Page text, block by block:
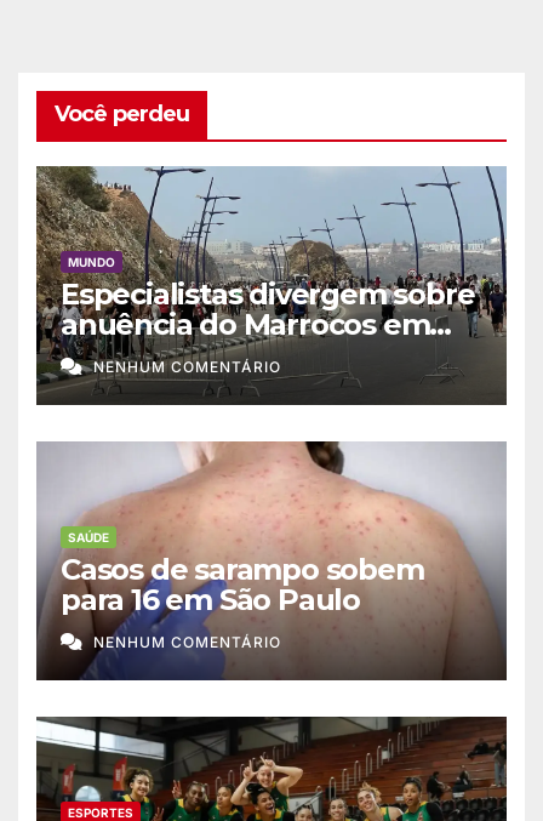
Você perdeu
MUNDO
Especialistas divergem sobre
anuência do Marrocos em
migração a Ceuta
NENHUM COMENTÁRIO
SAÚDE
Casos de sarampo sobem
para 16 em São Paulo
NENHUM COMENTÁRIO
ESPORTES